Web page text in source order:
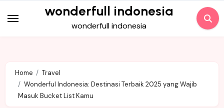
to
wonderfull indonesia
wonderfull indonesia
Home
Travel
Wonderful Indonesia: Destinasi Terbaik 2025 yang Wajib
Masuk Bucket List Kamu